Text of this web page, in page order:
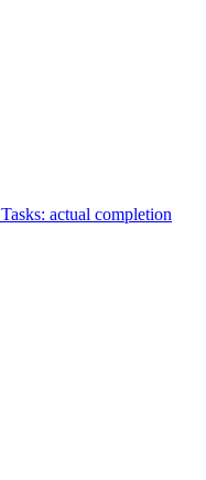
Tasks: actual completion